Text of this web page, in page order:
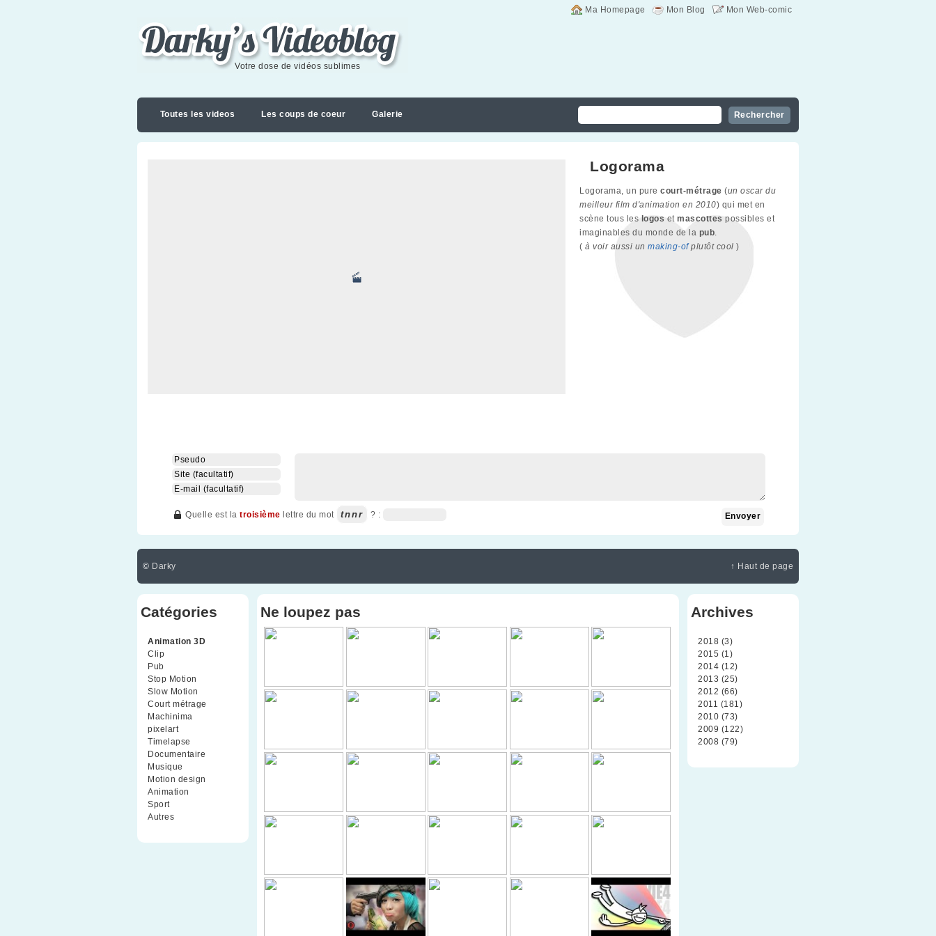
Mon Web-comic
Mon Blog
Ma Homepage
Darky's videoblog
Votre dose de vidéos sublimes
Toutes les videos Les coups de coeur Galerie
Logorama
Logorama, un pure court-métrage (un oscar du
meilleur film d'animation en 2010) qui met en
scène tous les logos et mascottes possibles et
imaginables du monde de la pub.
( à voir aussi un making-ofplutôt cool )
Quelle est la troisième lettre du mot tnnr ? :
© Darky ↑ Haut de page
Catégories
Animation 3D
Clip
Pub
Stop Motion
Slow Motion
Court métrage
Machinima
pixelart(10)
Timelapse
Documentaire
Musique
Motion design
Animation
Sport(2)
Autres
Ne loupez pas Archives
2018 (3)
2015 (1)
2014 (12)
2013 (25)
2012 (66)
2011 (181)
2010 (73)
2009 (122)
2008 (79)